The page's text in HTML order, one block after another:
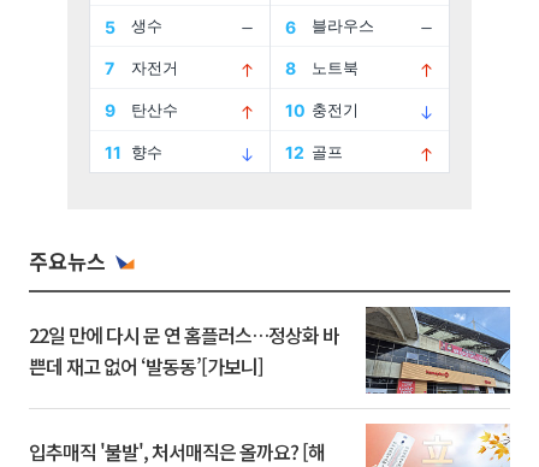
주요뉴스
22일 만에 다시 문 연 홈플러스…정상화 바
쁜데 재고 없어 ‘발동동’[가보니]
입추매직 '불발', 처서매직은 올까요? [해